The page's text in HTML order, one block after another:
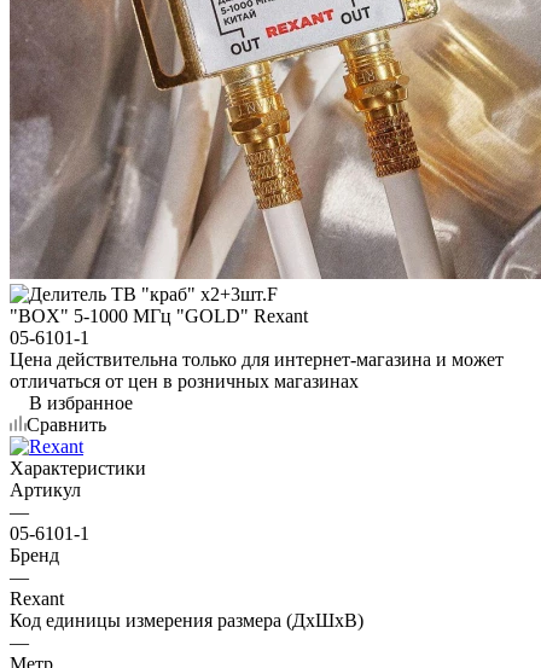
Цена действительна только для интернет-магазина и может
отличаться от цен в розничных магазинах
В избранное
Сравнить
Характеристики
Артикул
—
05-6101-1
Бренд
—
Rexant
Код единицы измерения размера (ДхШхВ)
—
Метр